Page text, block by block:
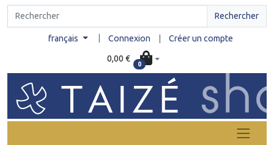
Rechercher
français Connexion Créer un compte
0,00 €
0